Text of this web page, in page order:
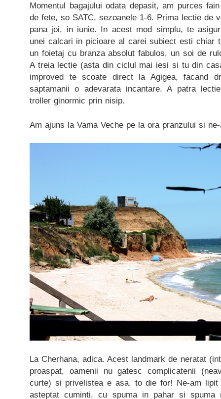
Momentul bagajului odata depasit, am purces
de fete, so SATC, sezoanele 1-6. Prima lectie de
pana joi, in iunie. In acest mod simplu, te
unei calcari in picioare al carei subiect esti chiar
un foietaj cu branza absolut fabulos, un soi de
A treia lectie (asta din ciclul mai iesi si tu din
improved te scoate direct la Agigea, facand
saptamanii o adevarata incantare. A patra
troller ginormic prin nisip.
Am ajuns la Vama Veche pe la ora pranzului si
La Cherhana, adica. Acest landmark de neratat
proaspat, oamenii nu gatesc complicatenii
curte) si privelistea e asa, to die for! Ne-am
asteptat cuminti, cu spuma in pahar si